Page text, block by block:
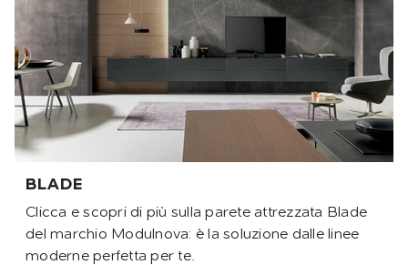
BLADE
Clicca e scopri di più sulla parete attrezzata Blade
del marchio Modulnova: è la soluzione dalle linee
moderne perfetta per te.